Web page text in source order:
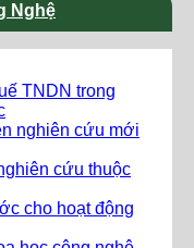
Nghệ
TNDN trong
nghiên cứu mới
cứu thuộc
cho hoạt động